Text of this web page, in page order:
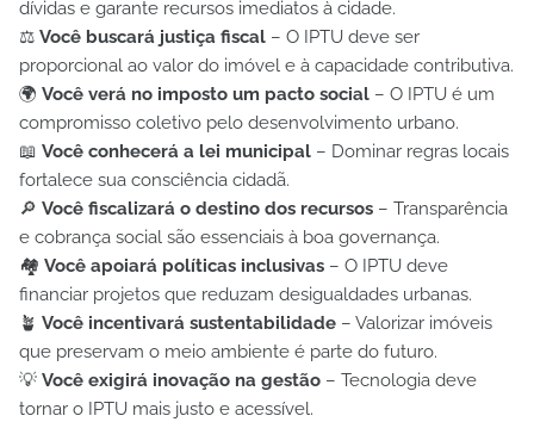
dívidas e garante recursos imediatos à cidade.
⚖️ Você buscará justiça fiscal – O IPTU deve ser
proporcional ao valor do imóvel e à capacidade contributiva.
🌍 Você verá no imposto um pacto social – O IPTU é um
compromisso coletivo pelo desenvolvimento urbano.
📖 Você conhecerá a lei municipal – Dominar regras locais
fortalece sua consciência cidadã.
🔎 Você fiscalizará o destino dos recursos – Transparência
e cobrança social são essenciais à boa governança.
🏘️ Você apoiará políticas inclusivas – O IPTU deve
financiar projetos que reduzam desigualdades urbanas.
🪴 Você incentivará sustentabilidade – Valorizar imóveis
que preservam o meio ambiente é parte do futuro.
💡 Você exigirá inovação na gestão – Tecnologia deve
tornar o IPTU mais justo e acessível.